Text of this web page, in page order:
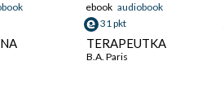
ebook audiobook
31 pkt
TERAPEUTKA
B.A. Paris